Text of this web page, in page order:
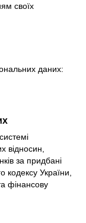
своїх
даних:
відносин,
за придбані
кодексу України,
фінансову